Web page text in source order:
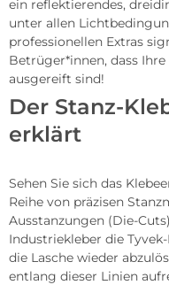
ein reflektierendes,
unter allen
professionellen Extras
Betrüger*innen, dass
ausgereift sind!
Der Stanz-
erklärt
Sehen Sie sich das
Reihe von präzisen
Ausstanzungen (Die-
Industriekleber die
die Lasche wieder
entlang dieser Linien